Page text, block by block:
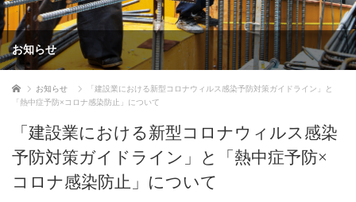
お知らせ
ホーム お知らせ
「建設業における新型コロナウィルス感染予防対策ガイドライン」と
「熱中症予防×コロナ感染防止」について
「建設業における新型コロナウィルス感染
予防対策ガイドライン」と「熱中症予防×
コロナ感染防止」について